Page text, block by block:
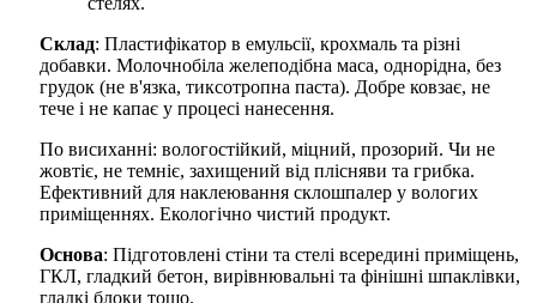
Склад: Пластифікатор в емульсії, крохмаль та різні
добавки. Молочнобіла желеподібна маса, однорідна, без
грудок (не в'язка, тиксотропна паста). Добре ковзає, не
тече і не капає у процесі нанесення.
По висиханні: вологостійкий, міцний, прозорий. Чи не
жовтіє, не темніє, захищений від плісняви та грибка.
Ефективний для наклеювання склошпалер у вологих
приміщеннях. Екологічно чистий продукт.
Основа: Підготовлені стіни та стелі всередині приміщень,
ГКЛ, гладкий бетон, вирівнювальні та фінішні шпаклівки,
гладкі блоки тощо.